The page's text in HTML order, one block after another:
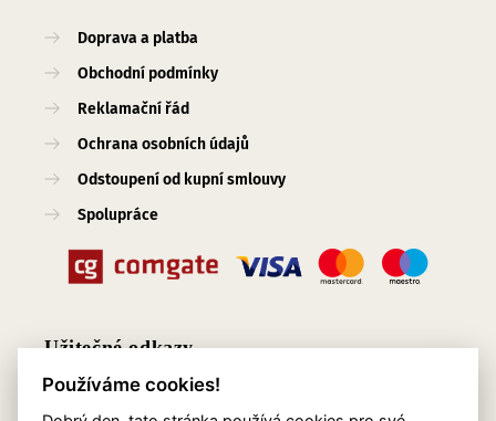
Doprava a platba
Obchodní podmínky
Reklamační řád
Ochrana osobních údajů
Odstoupení od kupní smlouvy
Spolupráce
Užitečné odkazy
Používáme cookies!